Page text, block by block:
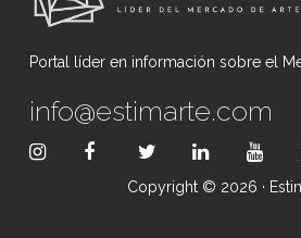
Portal líder en información sobre el
info@estimarte.com
Copyright © 2026 ·